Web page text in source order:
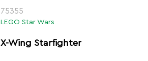
75355
LEGO Star Wars
X-Wing Starfighter